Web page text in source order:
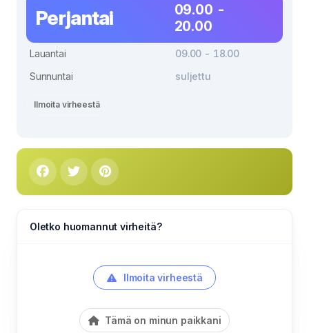
Perjantai
09.00 -
20.00
Lauantai
09.00 - 18.00
Sunnuntai
suljettu
Ilmoita virheestä
Oletko huomannut virheitä?
Ilmoita virheestä
Tämä on minun paikkani